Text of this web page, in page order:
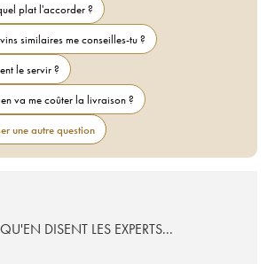
plat l'accorder ?
similaires me conseilles-tu ?
le servir ?
va me coûter la livraison ?
une autre question
DISENT LES EXPERTS...